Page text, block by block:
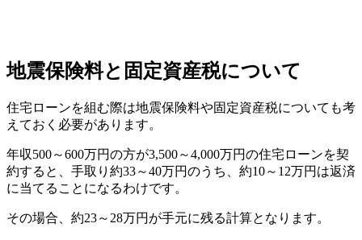
地震保険料と固定資産税について
住宅ローンを組む際は地震保険料や固定資産税についても考
えておく必要があります。
年収500～600万円の方が3,500～4,000万円の住宅ローンを契
約すると、手取り約33～40万円のうち、約10～12万円は返済
に当てることになるわけです。
その場合、約23～28万円が手元に残る計算となります。